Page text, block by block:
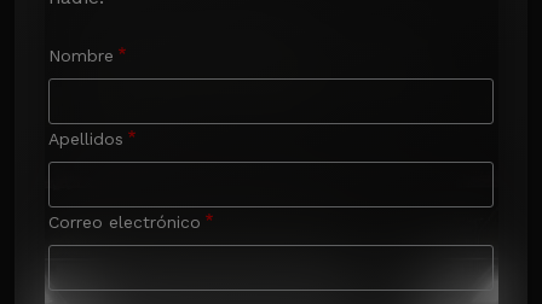
Nombre
Apellidos
Correo electrónico